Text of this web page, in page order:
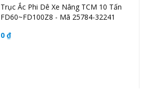
Trục Ắc Phi Dê Xe Nâng TCM 10 Tấn
FD60~FD100Z8 - Mã 25784-32241
0 ₫